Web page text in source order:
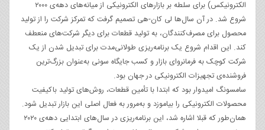
الکترونیکس) برای سلطه بر بازارهای الکترونیکی از میانه‌های دهه‌ی ۲۰۰۰
شروع شد. در آن سال‌ها لی کان-هی تصمیم گرفت که تمرکز شرکت را از تولید
محصول برای مصرف‌کنندگان، به تولید قطعات برای دیگر شرکت‌های منعطف
کند. این اقدام شروع یک برنامه‌ریزی طولانی‌مدت برای تبدیل شدن از یک
شرکت کوچک به فرمانروای بازار و کسب جایگاه سونی به‌عنوان بزرگ‌ترین
فروشنده‌ی تجهیزات الکترونیکی در جهان بود.
سامسونگ امیدوار بود که ابتدا با تأمین قطعات، روش‌های تولید باکیفیت
محصولات الکترونیکی را بیاموزد و به‌مرور به فعال اصلی این بازار تبدیل شود.
همان‌طور که قبلا اشاره شد، این برنامه‌ریزی در سال‌های ابتدایی دهه‌ی ۲۰۲۰